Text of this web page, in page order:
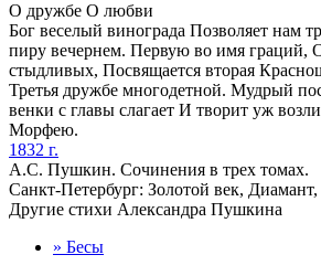
О дружбе О любви
Бог веселый винограда Позволяет нам
пиру вечернем. Первую во имя граций,
стыдливых, Посвящается вторая
Третья дружбе многодетной. Мудрый
венки с главы слагает И творит уж
Морфею.
1832 г.
А.С. Пушкин. Сочинения в трех томах.
Санкт-Петербург: Золотой век, Диамант,
Другие стихи Александра Пушкина
» Бесы